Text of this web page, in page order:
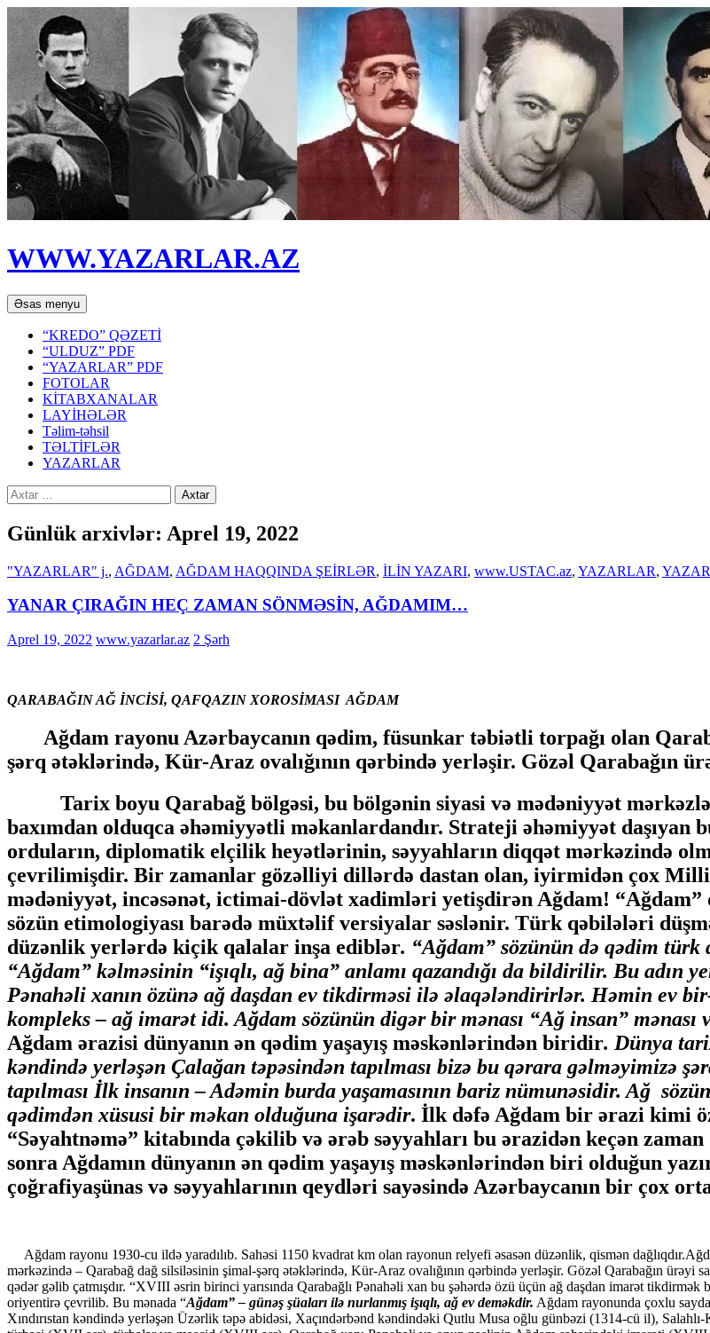
WWW.YAZARLAR.AZ
Axtar
Əsas menyu Mühtəviyyata
keç
“KREDO” QƏZETİ
“ULDUZ” PDF
“YAZARLAR” PDF
FOTOLAR
KİTABXANALAR
LAYİHƏLƏR
Təlim-təhsil
TƏLTİFLƏR
YAZARLAR
Axtarış:
Günlük arxivlər: Aprel 19, 2022
"YAZARLAR" j., AĞDAM, AĞDAM HAQQINDA ŞEİRLƏR, İLİN YAZARI, www.USTAC.az, YAZARLAR,
YANAR ÇIRAĞIN HEÇ ZAMAN SÖNMƏSİN, AĞDAMIM…
Aprel 19, 2022 www.yazarlar.az 2 Şərh
QARABAĞINAĞ İNCİSİ, QAFQAZIN XOROSİMASI AĞDAM
Ağdam rayonu Azərbaycanın qədim, füsunkar təbiətli torpağı olan
şərq ətəklərində, Kür-Araz ovalığının qərbində yerləşir. Gözəl Qarabağın
Tarix boyu Qarabağ bölgəsi, bu bölgənin siyasi və mədəniyyət
baxımdan olduqca əhəmiyyətli məkanlardandır. Strateji əhəmiyyət
orduların, diplomatik elçilik heyətlərinin, səyyahların diqqət mərkəzində
çevrilimişdir. Bir zamanlar gözəlliyi dillərdə dastan olan, iyirmidən çox Milli
mədəniyyət, incəsənət, ictimai-dövlət xadimləri yetişdirən Ağdam!
sözün etimologiyası barədə müxtəlif versiyalar səslənir. Türk qəbilələri
düzənlik yerlərdə kiçik qalalar inşa ediblər. “Ağdam” sözünün də qədim
“Ağdam” kəlməsinin “işıqlı, ağ bina” anlamı qazandığı da bildirilir. Bu adın
Pənahəli xanın özünə ağ daşdan ev tikdirməsi ilə əlaqələndirirlər. Həmin ev
kompleks – ağ imarət idi. Ağdam sözünün digər bir mənası “Ağ insan” mənası
Ağdam ərazisi dünyanın ən qədim yaşayış məskənlərindən biridir. Dünya
kəndində yerləşən Çalağan təpəsindən tapılması bizə bu qərara gəlməyimizə
tapılması İlk insanın – Adəmin burda yaşamasının bariz nümunəsidir. Ağ
qədimdən xüsusi bir məkan olduğuna işarədir. İlk dəfə Ağdam bir ərazi kimi
“Səyahtnəmə” kitabında çəkilib və ərəb səyyahları bu ərazidən keçən
sonra Ağdamın dünyanın ən qədim yaşayış məskənlərindən biri olduğun
çoğrafiyaşünas və səyyahlarının qeydləri sayəsində Azərbaycanın bir çox
Ağdam rayonu 1930-cu ildə yaradılıb. Sahəsi 1150 kvadrat km olan rayonun relyefi əsasən düzənlik, qismən
mərkəzində – Qarabağ dağ silsiləsinin şimal-şərq ətəklərində, Kür-Araz ovalığının qərbində yerləşir. Gözəl Qarabağın
qədər gəlib çatmışdır. “XVIII əsrin birinci yarısında Qarabağlı Pənahəli xan bu şəhərdə özü üçün ağ daşdan imarət
oriyentirə çevrilib. Bu mənada “Ağdam” – günəş şüaları ilə nurlanmış işıqlı, ağ ev deməkdir. Ağdam rayonunda çoxlu
Xındırıstan kəndində yеrləşən Üzərlik təpə abidəsi, Xaçındərbənd kəndindəki Qutlu Musa oğlu günbəzi (1314-cü il),